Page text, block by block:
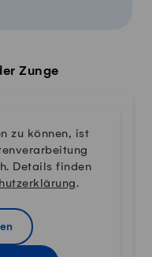
Zunge
zu können, ist
Details finden
.